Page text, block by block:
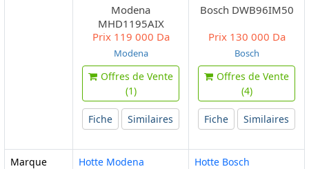
Modena
MHD1195AIX
Prix119 000 Da
Modena
Offres de Vente
(1)
Fiche Similaires
Bosch DWB96IM50
Prix130 000 Da
Bosch
Offres de Vente
(4)
Fiche Similaires
Marque Hotte Modena Hotte Bosch